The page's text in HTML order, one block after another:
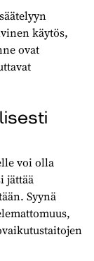
käytös,
ovat
voi olla
jättää
Syynä